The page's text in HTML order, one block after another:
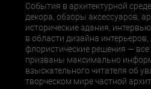
События в архитектурной
декора, обзоры аксессуаров,
исторические здания,
в области дизайна
флористические решения —
призваны максимально
взыскательного читателя об
творческом мире частной